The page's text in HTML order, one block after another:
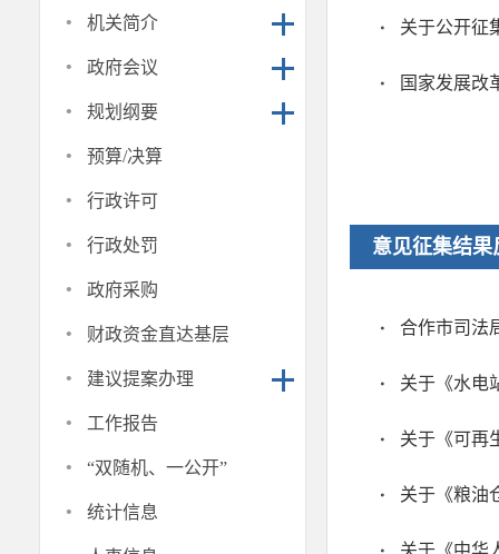
· 机关简介
· 政府会议
· 规划纲要
· 预算/决算
· 行政许可
· 行政处罚
· 政府采购
· 财政资金直达基层
· 建议提案办理
· 工作报告
· “双随机、一公开”
· 统计信息
关于公开征
意见征集结果